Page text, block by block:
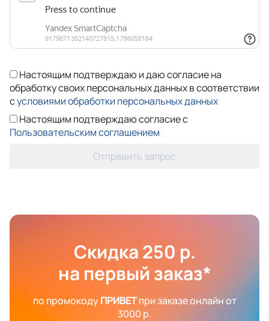
Настоящим подтверждаю и даю согласие на
обработку своих персональных данных в соответствии
сусловиями обработки персональных данных
Настоящим подтверждаю согласие с
Пользовательским соглашением
Отправить запрос
Скидка 250 р.
на первый заказ*
по промокодуПРИВЕТпри заказе онлайн от
3000 р.